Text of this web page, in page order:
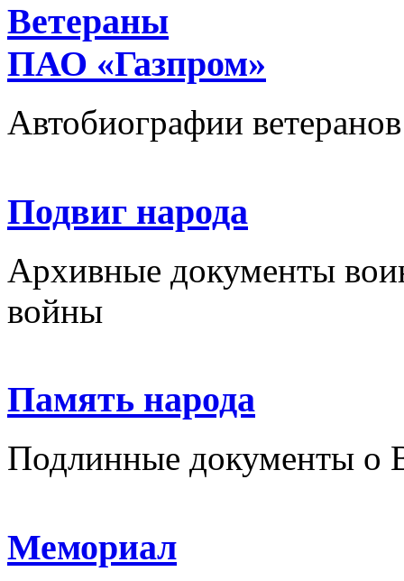
Ветераны
ПАО «Газпром»
Автобиографии ветеранов
Подвиг народа
Архивные документы
войны
Память народа
Подлинные документы о
Мемориал